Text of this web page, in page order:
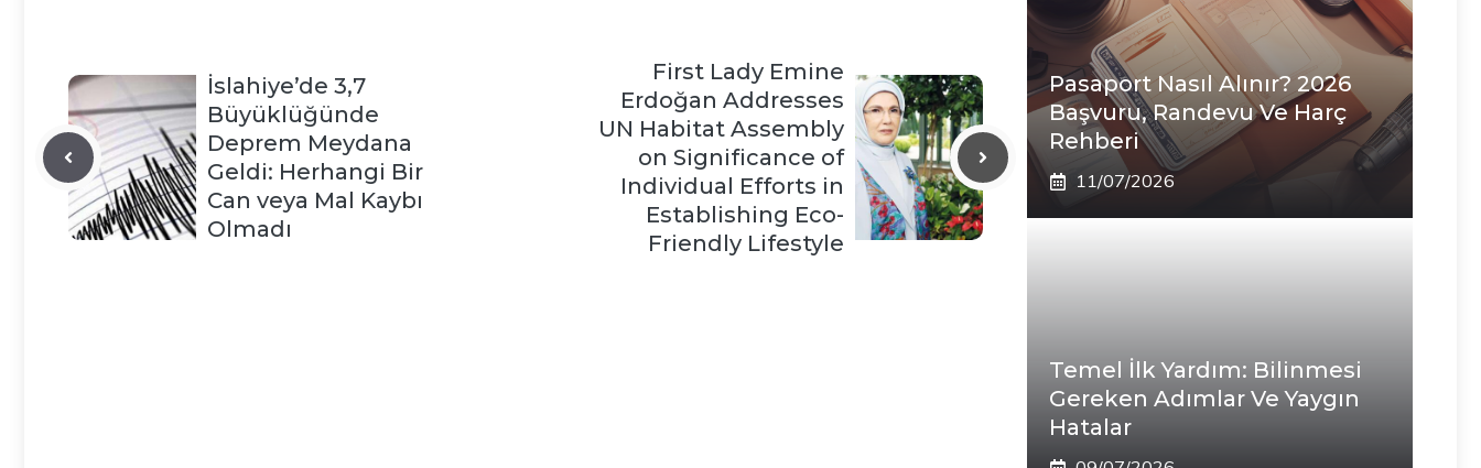
İslahiye’de 3,7
Büyüklüğünde
Deprem Meydana
Geldi: Herhangi Bir
Can veya Mal Kaybı
Olmadı
First Lady Emine
Erdoğan Addresses
UN Habitat Assembly
on Significance of
Individual Efforts in
Establishing Eco-
Friendly Lifestyle
Pasaport Nasıl Alınır? 2026
Başvuru, Randevu Ve Harç
Rehberi
11/07/2026
Temel İlk Yardım: Bilinmesi
Gereken Adımlar Ve Yaygın
Hatalar